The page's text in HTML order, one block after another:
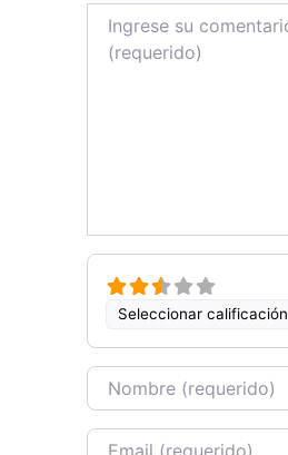
Review text
Seleccionar calificación
Name
Email